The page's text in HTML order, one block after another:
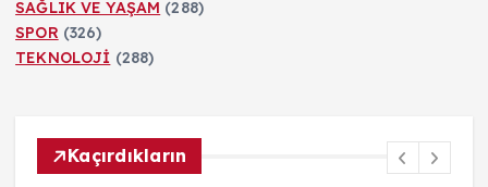
SAĞLIK VE YAŞAM (288)
SPOR (326)
TEKNOLOJİ (288)
Kaçırdıkların